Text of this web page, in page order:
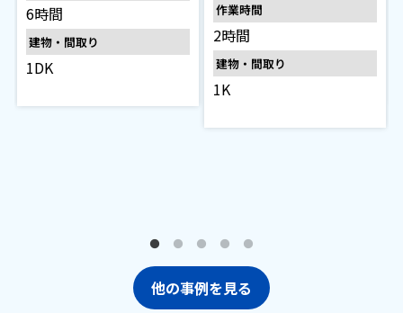
6時間
建物・間取り
1DK
作業時間
2時間
建物・間取り
1K
他の事例を見る